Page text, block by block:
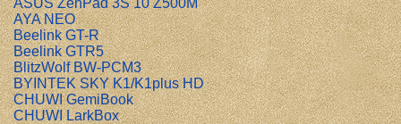
ASUS ZenPad 3S 10 Z500M
AYA NEO
Beelink GT-R
Beelink GTR5
BlitzWolf BW-PCM3
BYINTEK SKY K1/K1plus HD
CHUWI GemiBook
CHUWI LarkBox